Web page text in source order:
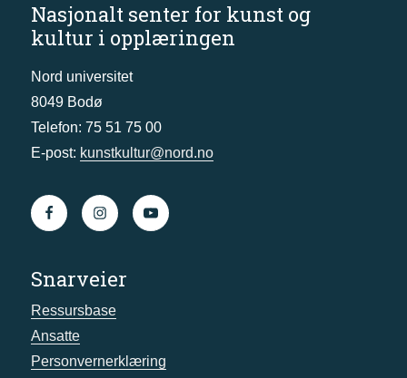
Nasjonalt senter for kunst og
kultur i opplæringen
Nord universitet
8049 Bodø
Telefon: 75 51 75 00
E-post: kunstkultur@nord.no
Snarveier
Ressursbase
Ansatte
Personvernerklæring